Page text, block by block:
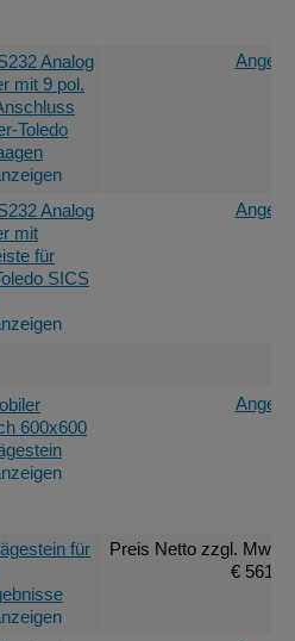
Analog
mit 9 pol.
Toledo
Analog
mit
für
SICS
600x600
für
Preis Netto zzgl. MwSt.
€